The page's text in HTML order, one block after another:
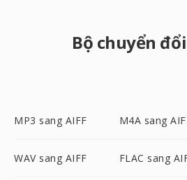
Bộ chuyển
MP3 sang AIFF M4A sang
WAV sang AIFF FLAC sang